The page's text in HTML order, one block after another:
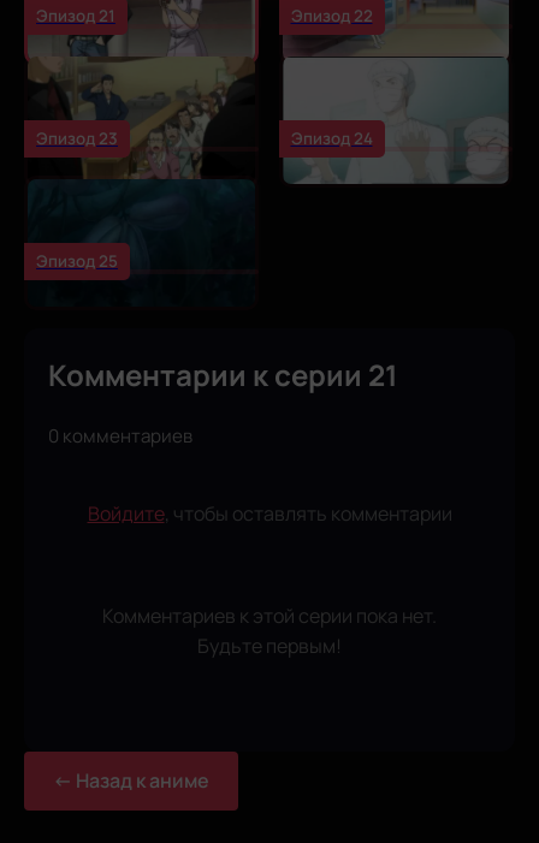
Эпизод 21 Эпизод 22
Эпизод 23 Эпизод 24
Эпизод 25
Комментарии к серии 21
0 комментариев
Войдите, чтобы оставлять комментарии
Комментариев к этой серии пока нет.
Будьте первым!
← Назад к аниме